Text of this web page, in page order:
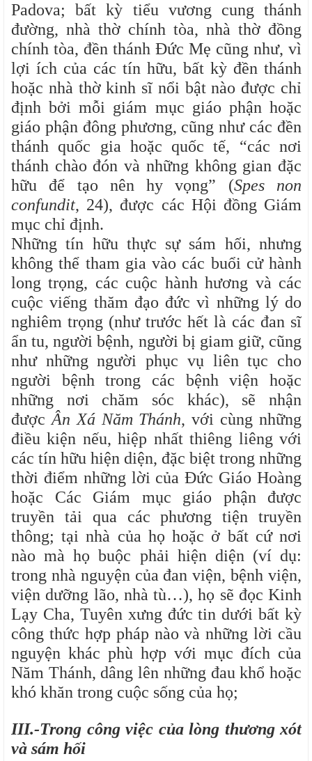
Padova; bất kỳ tiểu vương cung thánh
đường, nhà thờ chính tòa, nhà thờ đồng
chính tòa, đền thánh Đức Mẹ cũng như, vì
lợi ích của các tín hữu, bất kỳ đền thánh
hoặc nhà thờ kinh sĩ nổi bật nào được chỉ
định bởi mỗi giám mục giáo phận hoặc
giáo phận đông phương, cũng như các đền
thánh quốc gia hoặc quốc tế, “các nơi
thánh chào đón và những không gian đặc
hữu để tạo nên hy vọng” (Spes non
confundit, 24), được các Hội đồng Giám
mục chỉ định.
Những tín hữu thực sự sám hối, nhưng
không thể tham gia vào các buổi cử hành
long trọng, các cuộc hành hương và các
cuộc viếng thăm đạo đức vì những lý do
nghiêm trọng (như trước hết là các đan sĩ
ẩn tu, người bệnh, người bị giam giữ, cũng
như những người phục vụ liên tục cho
người bệnh trong các bệnh viện hoặc
những nơi chăm sóc khác), sẽ nhận
được Ân Xá Năm Thánh, với cùng những
điều kiện nếu, hiệp nhất thiêng liêng với
các tín hữu hiện diện, đặc biệt trong những
thời điểm những lời của Đức Giáo Hoàng
hoặc Các Giám mục giáo phận được
truyền tải qua các phương tiện truyền
thông; tại nhà của họ hoặc ở bất cứ nơi
nào mà họ buộc phải hiện diện (ví dụ:
trong nhà nguyện của đan viện, bệnh viện,
viện dưỡng lão, nhà tù…), họ sẽ đọc Kinh
Lạy Cha, Tuyên xưng đức tin dưới bất kỳ
công thức hợp pháp nào và những lời cầu
nguyện khác phù hợp với mục đích của
Năm Thánh, dâng lên những đau khổ hoặc
khó khăn trong cuộc sống của họ;
III.-Trong công việc của lòng thương xót
và sám hối